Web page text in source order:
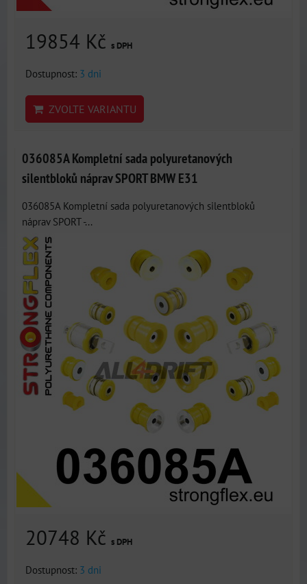
19854 Kč s DPH
Dostupnost: 3 dni
ZVOLTE VARIANTU
036085A Kompletní sada polyuretanových
silentbloků náprav SPORT BMW E31
036085A Kompletní sada polyuretanových silentbloků
náprav SPORT -...
20748 Kč s DPH
Dostupnost: 3 dni